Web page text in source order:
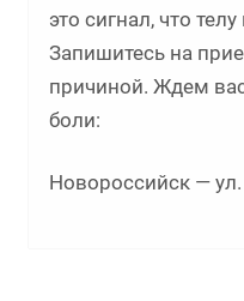
это сигнал, что
Запишитесь на
причиной. Ждем
боли:
Новороссийск — ул.